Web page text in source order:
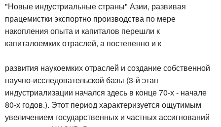
"Новые индустриальные страны" Азии, развивая
працемистки экспортно производства по мере
накопления опыта и капиталов перешли к
капиталоемких отраслей, а постепенно и к
развития наукоемких отраслей и создание собственной
научно-исследовательской базы (3-й этап
индустриализации начался здесь в конце 70-х - начале
80-х годов.). Этот период характеризуется ощутимым
увеличением государственных и частных ассигнований